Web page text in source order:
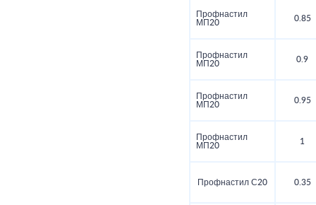
Профнастил
МП20
0.85
Профнастил
МП20
0.9
Профнастил
МП20
0.95
Профнастил
МП20
1
Профнастил С20 0.35